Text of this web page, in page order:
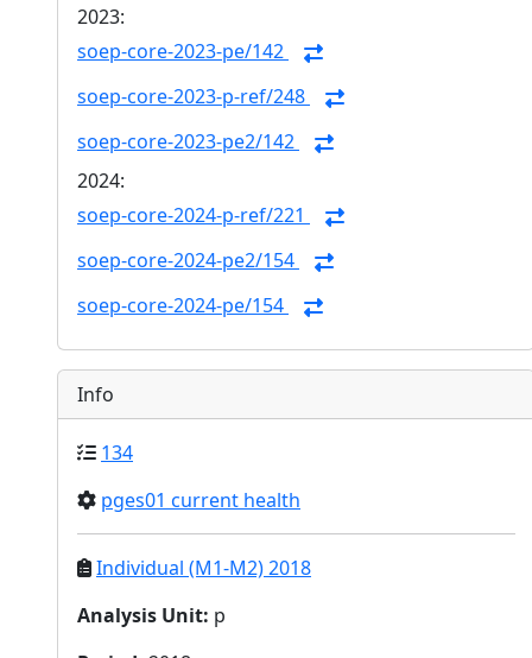
2023:
soep-core-2023-pe/142
soep-core-2023-p-ref/248
soep-core-2023-pe2/142
2024:
soep-core-2024-p-ref/221
soep-core-2024-pe2/154
soep-core-2024-pe/154
Info
134
pges01 current health
Individual (M1-M2) 2018
Analysis Unit: p